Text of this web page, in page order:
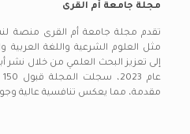
مجلة جامعة أم القرى
تقدم مجلة جامعة أم القرى منصة
مثل العلوم الشرعية واللغة العربية
إلى تعزيز البحث العلمي من خلال نشر
مقدمة، مما يعكس تنافسية عالية